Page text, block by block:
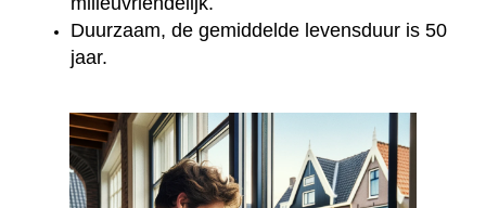
Duurzaam, de gemiddelde levensduur is 50
jaar.